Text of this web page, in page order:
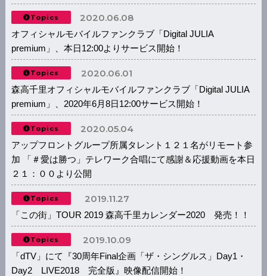
Topics 2020.06.08
オフィシャルモバイルファンクラブ「Digital JULIA
premium」、本日12:00よりサービス開始！
Topics 2020.06.01
森高千里オフィシャルモバイルファンクラブ「Digital JULIA
premium」、2020年6月8日12:00サービス開始！
Topics 2020.05.04
アップフロントグループ所属タレント１２１名がリモート参
加 「＃愛は勝つ」テレワーク合唱にて感謝＆応援動画を本日
２１：００より公開
Topics 2019.11.27
「この街」TOUR 2019 森高千里カレンダー2020 発売！！
Topics 2019.10.09
「dTV」にて『30周年Final企画「ザ・シングルス」Day1・
Day2 LIVE2018 完全版』映像配信開始！